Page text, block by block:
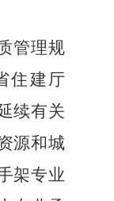
管理规
住建厅
续有关
源和城
架专业